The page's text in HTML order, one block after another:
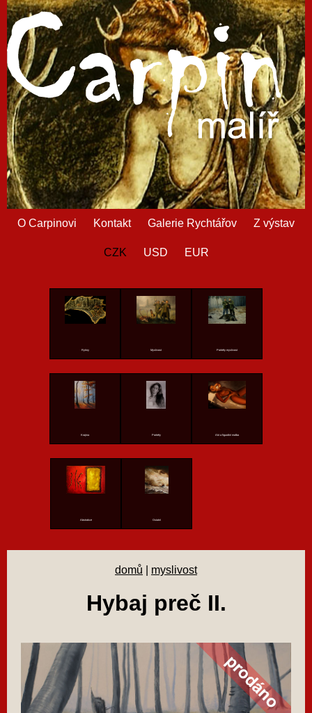
O Carpinovi Kontakt Galerie Rychtářov Z výstav
CZK USD EUR
Rytiny Myslivost Portréty myslivost
Krajina Portréty Akt a figurální malba
Abstrakce Ostatní
domů myslivost
Hybaj preč II.